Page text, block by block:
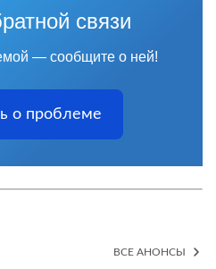
связи
— сообщите о ней!
о проблеме
ВСЕ АНОНСЫ